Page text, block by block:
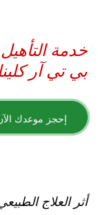
بي تي آر
إحجز موعدك
أثر العلاج